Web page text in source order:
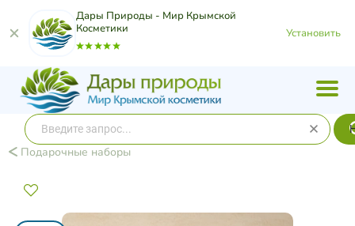
Дары Природы - Мир Крымской
Косметики
Установить
Подарочные наборы